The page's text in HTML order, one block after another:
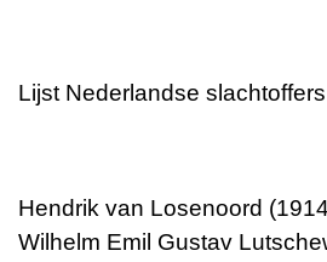
Lijst Nederlandse slachtoffers
Hendrik van Losenoord
Wilhelm Emil Gustav